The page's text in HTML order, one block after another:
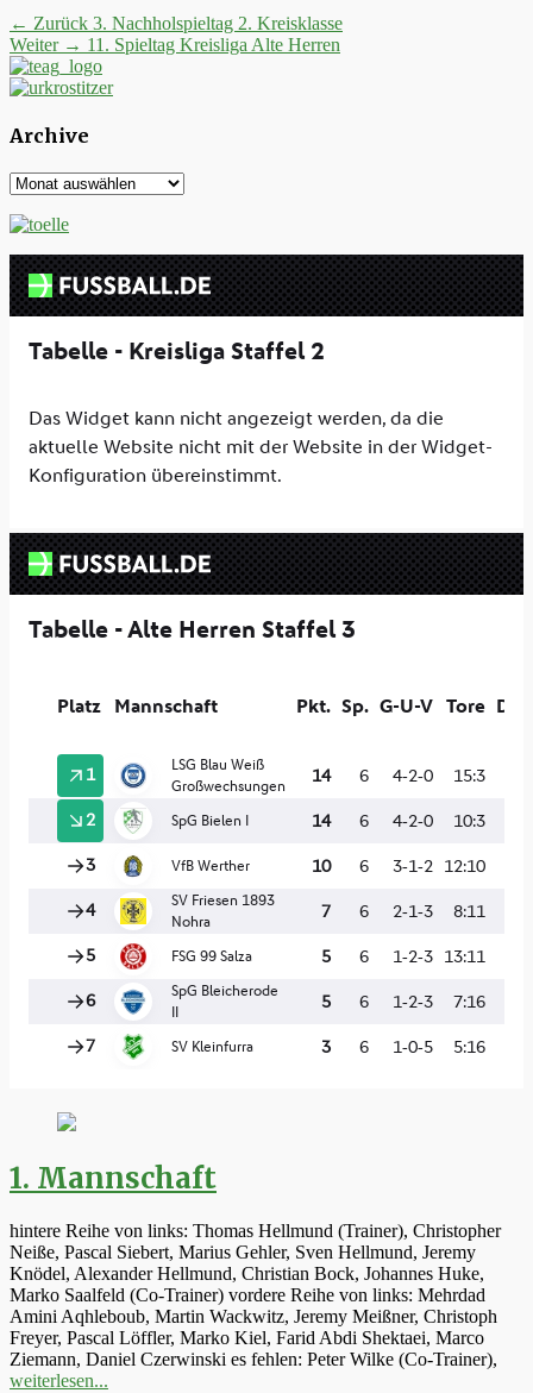
Beitrags-
Navigation
← Zurück Vorheriger
Beitrag:
3. Nachholspieltag 2. Kreisklasse
Weiter → Nächster
Beitrag:
11. Spieltag Kreisliga Alte Herren
Archive
Archive
1. Mannschaft
hintere Reihe von links: Thomas Hellmund (Trainer), Christopher
Neiße, Pascal Siebert, Marius Gehler, Sven Hellmund, Jeremy
Knödel, Alexander Hellmund, Christian Bock, Johannes Huke,
Marko Saalfeld (Co-Trainer) vordere Reihe von links: Mehrdad
Amini Aqhleboub, Martin Wackwitz, Jeremy Meißner, Christoph
Freyer, Pascal Löffler, Marko Kiel, Farid Abdi Shektaei, Marco
Ziemann, Daniel Czerwinski es fehlen: Peter Wilke (Co-Trainer),
weiterlesen...